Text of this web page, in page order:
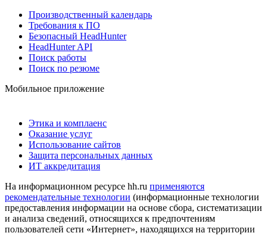
Производственный календарь
Требования к ПО
Безопасный HeadHunter
HeadHunter API
Поиск работы
Поиск по резюме
Мобильное приложение
Этика и комплаенс
Оказание услуг
Использование сайтов
Защита персональных данных
ИТ аккредитация
На информационном ресурсе hh.ru применяются
рекомендательные технологии (информационные технологии
предоставления информации на основе сбора, систематизации
и анализа сведений, относящихся к предпочтениям
пользователей сети «Интернет», находящихся на территории